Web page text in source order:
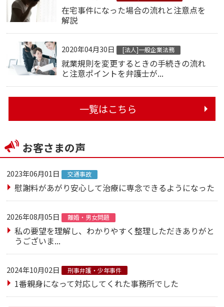
在宅事件になった場合の流れと注意点を
解説
2020年04月30日 [法人]一般企業法務
就業規則を変更するときの手続きの流れ
と注意ポイントを弁護士が...
一覧はこちら
お客さまの声
2023年06月01日 交通事故
慰謝料があがり安心して治療に専念できるようになった
2026年08月05日 離婚・男女問題
私の要望を理解し、わかりやすく整理しただきありがと
うございま...
2024年10月02日 刑事弁護・少年事件
1番親身になって対応してくれた事務所でした